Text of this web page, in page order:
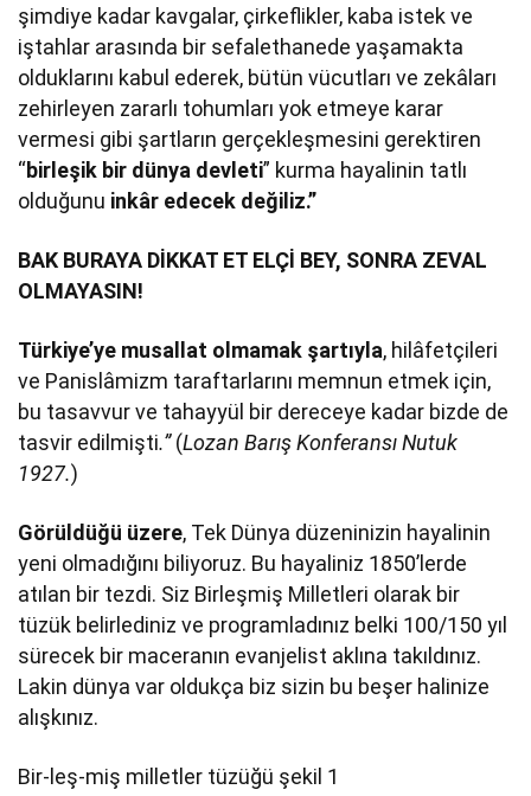
şimdiye kadar kavgalar, çirkeflikler, kaba istek ve
iştahlar arasında bir sefalethanede yaşamakta
olduklarını kabul ederek, bütün vücutları ve zekâları
zehirleyen zararlı tohumları yok etmeye karar
vermesi gibi şartların gerçekleşmesini gerektiren
“birleşik bir dünya devleti” kurma hayalinin tatlı
olduğunu inkâr edecek değiliz.”
BAK BURAYA DİKKAT ET ELÇİ BEY, SONRA ZEVAL
OLMAYASIN!
Türkiye’ye musallat olmamak şartıyla, hilâfetçileri
ve Panislâmizm taraftarlarını memnun etmek için,
bu tasavvur ve tahayyül bir dereceye kadar bizde de
tasvir edilmişti.”(Lozan Barış Konferansı Nutuk
1927.)
Görüldüğü üzere, Tek Dünya düzeninizin hayalinin
yeni olmadığını biliyoruz. Bu hayaliniz 1850’lerde
atılan bir tezdi. Siz Birleşmiş Milletleri olarak bir
tüzük belirlediniz ve programladınız belki 100/150 yıl
sürecek bir maceranın evanjelist aklına takıldınız.
Lakin dünya var oldukça biz sizin bu beşer halinize
alışkınız.
Bir-leş-miş milletler tüzüğü şekil 1